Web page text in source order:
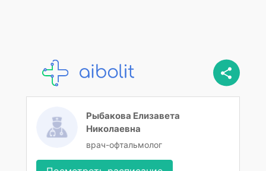
Рыбакова Елизавета
Николаевна
врач-офтальмолог